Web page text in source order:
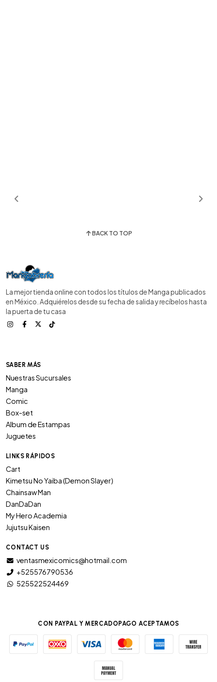
BACK TO TOP
La mejor tienda online con todos los títulos de Manga publicados
en México. Adquiérelos desde su fecha de salida y recíbelos hasta
la puerta de tu casa
SABER MÁS
Nuestras Sucursales
Manga
Comic
Box-set
Album de Estampas
Juguetes
LINKS RÁPIDOS
Cart
Kimetsu No Yaiba (Demon Slayer)
Chainsaw Man
DanDaDan
My Hero Academia
Jujutsu Kaisen
CONTACT US
ventasmexicomics@hotmail.com
+525576790536
525522524469
CON PAYPAL Y MERCADOPAGO ACEPTAMOS